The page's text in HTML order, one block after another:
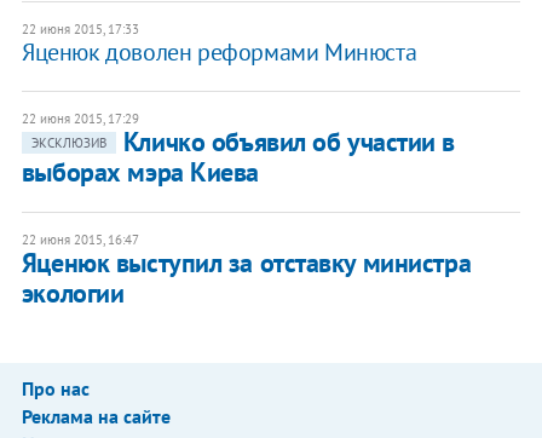
22 июня 2015, 17:33
Яценюк доволен реформами Минюста
22 июня 2015, 17:29
ЭКСКЛЮЗИВ
Кличко объявил об участии в
выборах мэра Киева
22 июня 2015, 16:47
Яценюк выступил за отставку министра
экологии
Про нас
Реклама на сайте